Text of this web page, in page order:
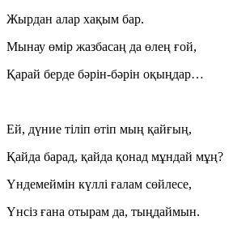
Жырдан алар хақым бар.
Мынау өмір жазбасаң да өлең ғой,
Қарай берде бәрін-бәрін оқыңдар…
Ей, дүние тіліп өтіп мың қайғың,
Қайда барад, қайда қонад мұндай мұң?
Үндемеймін күллі ғалам сөйлесе,
Үнсіз ғана отырам да, тыңдаймын.